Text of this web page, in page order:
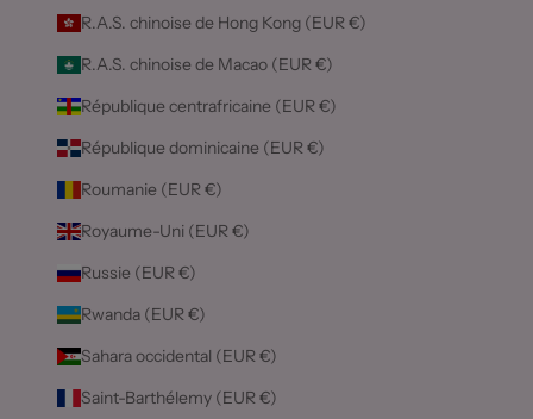
R.A.S. chinoise de Hong Kong (EUR €)
R.A.S. chinoise de Macao (EUR €)
République centrafricaine (EUR €)
République dominicaine (EUR €)
Roumanie (EUR €)
Royaume-Uni (EUR €)
Russie (EUR €)
Rwanda (EUR €)
Sahara occidental (EUR €)
Saint-Barthélemy (EUR €)